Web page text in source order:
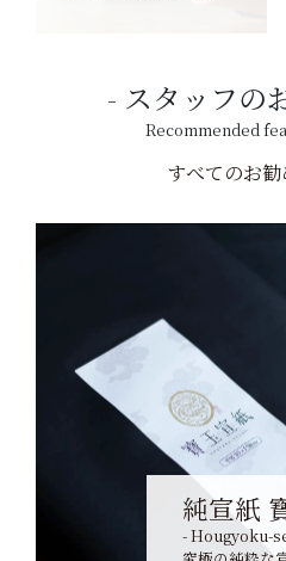
スタッフの
Recommended
すべてのお
純宣紙
- Hougyoku-